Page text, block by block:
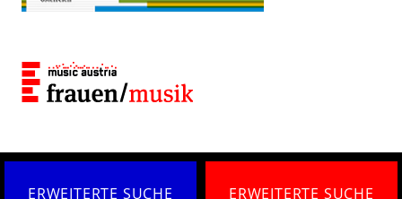
ERWEITERTE SUCHE ERWEITERTE SUCHE